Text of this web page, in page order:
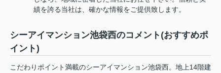
績を誇る当社は、確かな情報をご提供致します。
シーアイマンション池袋西のコメント(おすすめポ
イント)
こだわりポイント満載のシーアイマンション池袋西。地上14階建